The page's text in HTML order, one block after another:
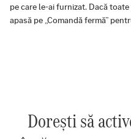
pe care le-ai furnizat. Dacă
apasă pe „Comandă fermă”
Dorești să